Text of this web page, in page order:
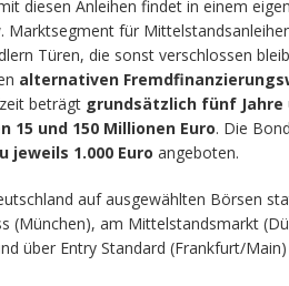
diesen Anleihen findet in einem
Marktsegment für
Türen, die sonst verschlossen
alternativen
beträgt grundsätzlich fünf Jahre
15 und 150 Millionen Euro. Die
jeweils 1.000 Euro angeboten.
auf ausgewählten Börsen
(München), am Mittelstandsmarkt
über Entry Standard (Frankfurt/